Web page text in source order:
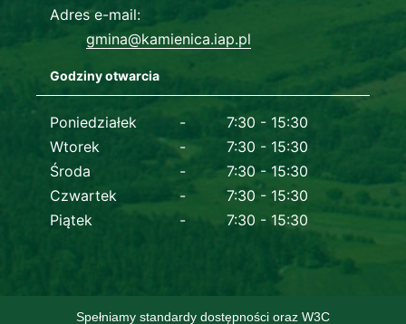
Adres e-mail
gmina@kamienica.iap.pl
Godziny otwarcia
Dane kontaktowe
Poniedziałek
7:30 - 15:30
Wtorek
7:30 - 15:30
Środa
7:30 - 15:30
Czwartek
7:30 - 15:30
Piątek
7:30 - 15:30
Spełniamy standardy dostępności oraz W3C